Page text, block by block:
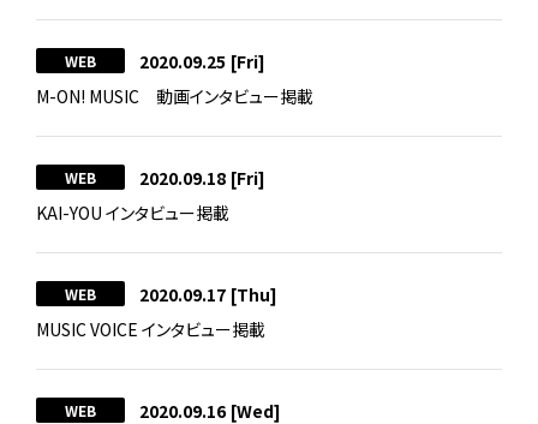
WEB 2020.09.25 [Fri]
M-ON! MUSIC 動画インタビュー掲載
WEB 2020.09.18 [Fri]
KAI-YOU インタビュー掲載
WEB 2020.09.17 [Thu]
MUSIC VOICE インタビュー掲載
WEB 2020.09.16 [Wed]